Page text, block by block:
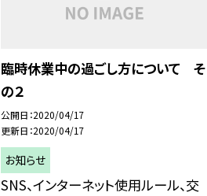
臨時休業中の過ごし方について そ
の２
公開日 2020/04/17
更新日 2020/04/17
お知らせ
SNS、インターネット使用ルール、交